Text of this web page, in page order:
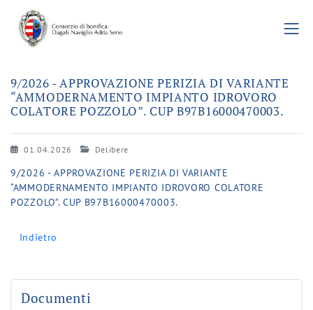
9/2026 - APPROVAZIONE PERIZIA DI VARIANTE
“AMMODERNAMENTO IMPIANTO IDROVORO
COLATORE POZZOLO”. CUP B97B16000470003.
01.04.2026 Delibere
9/2026 - APPROVAZIONE PERIZIA DI VARIANTE
“AMMODERNAMENTO IMPIANTO IDROVORO COLATORE
POZZOLO”. CUP B97B16000470003.
Indietro
Documenti